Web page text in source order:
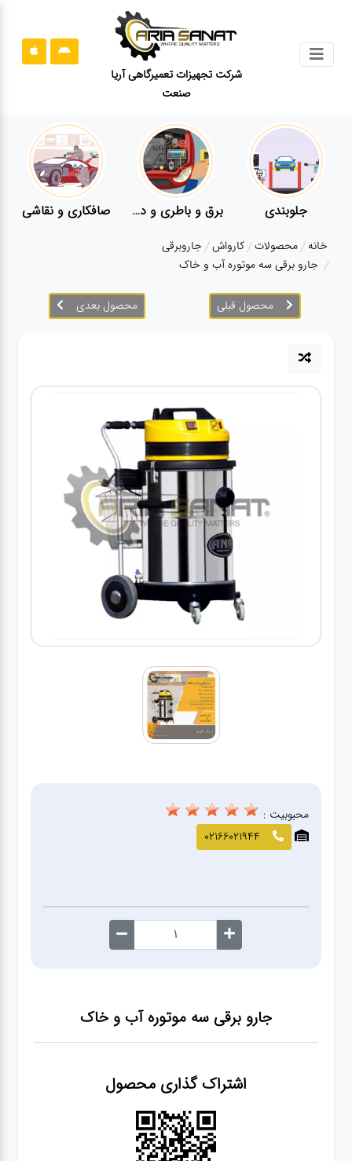
شرکت تجهیزات تعمیرگاهی آریا
صنعت
قوانین
سایت
ارتباط
درباره
ما
آپاراتی
دیاگ
لوازم
معاینه
جلوبندی برق و باطری و دیاگ صافکاری و نقاشی
خانه محصولات کارواش جاروبرقی
جارو برقی سه موتوره آب و خاک
محصول قبلی محصول بعدی
جارو برقی سه موتوره آب و خاک
اشتراک گذاری محصول
محبوبیت :
02166021944